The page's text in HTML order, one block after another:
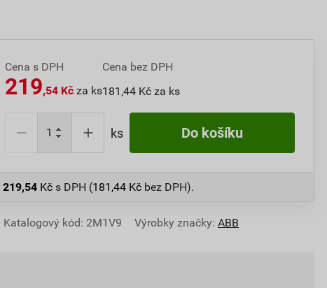
Cena s DPH
219,54 Kč za ks
Cena bez DPH
181,44 Kč za ks
ks Do košíku
219,54 Kč s DPH (181,44 Kč bez DPH).
Katalogový kód: 2M1V9 Výrobky značky: ABB